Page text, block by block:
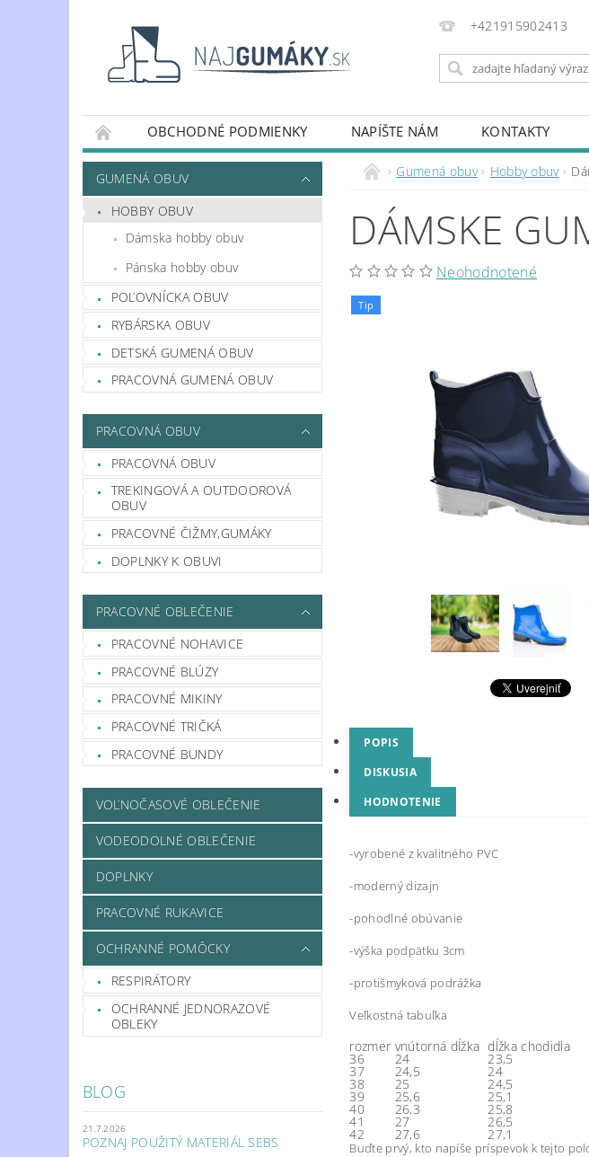
+421915902413
OBCHODNÉ PODMIENKY NAPÍŠTE NÁM KONTAKTY
OCHRANA OSOBNÝCH ÚDAJOV
DOPRAVA A PLATBA
GUMENÁ OBUV
HOBBY OBUV
Dámska hobby obuv
Pánska hobby obuv
POĽOVNÍCKA OBUV
RYBÁRSKA OBUV
DETSKÁ GUMENÁ OBUV
PRACOVNÁ GUMENÁ OBUV
PRACOVNÁ OBUV
PRACOVNÁ OBUV
TREKINGOVÁ A OUTDOOROVÁ
OBUV
PRACOVNÉ ČIŽMY,GUMÁKY
DOPLNKY K OBUVI
PRACOVNÉ OBLEČENIE
PRACOVNÉ NOHAVICE
PRACOVNÉ BLÚZY
PRACOVNÉ MIKINY
PRACOVNÉ TRIČKÁ
PRACOVNÉ BUNDY
VOĽNOČASOVÉ OBLEČENIE
VODEODOLNÉ OBLEČENIE
DOPLNKY
PRACOVNÉ RUKAVICE
OCHRANNÉ POMÔCKY
RESPIRÁTORY
OCHRANNÉ JEDNORAZOVÉ
OBLEKY
BLOG
21.7.2026
POZNAJ POUŽITÝ MATERIÁL SEBS
Gumená obuv Hobby obuv
DÁMSKE
Neohodnotené
Tip
POPIS
DISKUSIA
HODNOTENIE
-vyrobené z kvalitného PVC
-moderný dizajn
-pohodlné obúvanie
-výška podpätku 3cm
-protišmyková podrážka
Veľkostná tabuľka
rozmer vnútorná dĺžka dĺžka chodidla
36 24 23,5
37 24,5 24
38 25 24,5
39 25,6 25,1
40 26,3 25,8
41 27 26,5
42 27,6 27,1
Buďte prvý, kto napíše príspevok k tejto